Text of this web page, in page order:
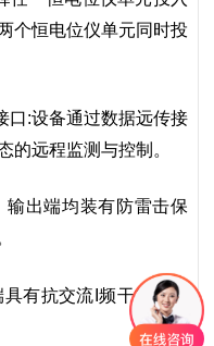
个恒电位仪单元同时投
口:设备通过数据远传接
的远程监测与控制。
输出端均装有防雷击保
有抗交流I频干扰及抗